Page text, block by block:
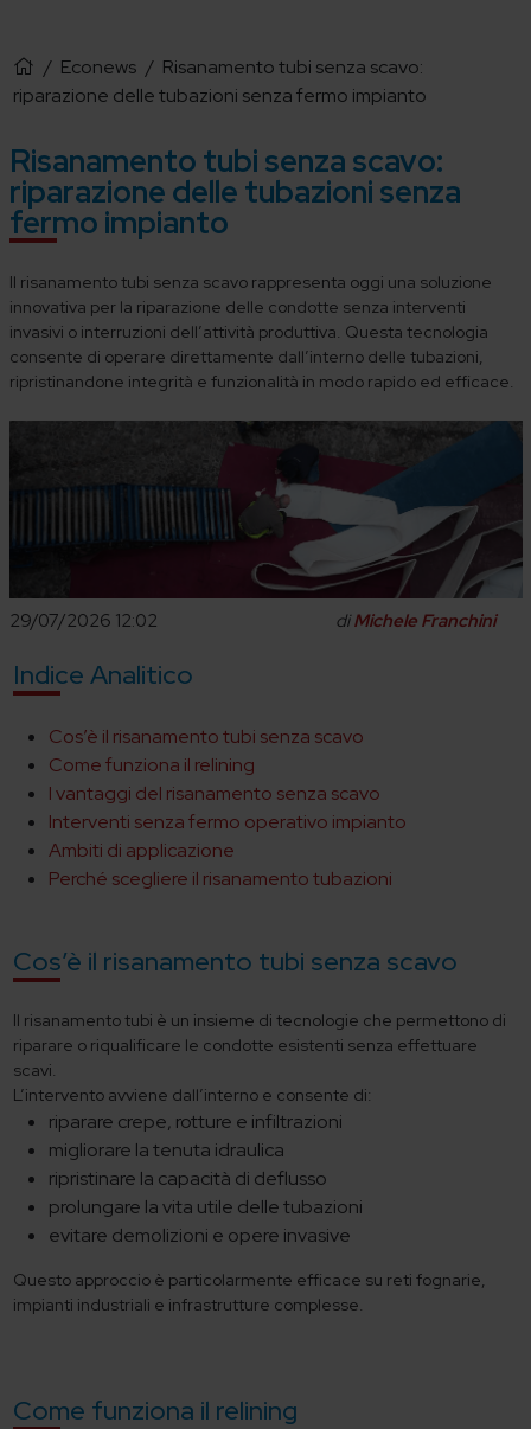
/ Econews / Risanamento tubi senza scavo:
riparazione delle tubazioni senza fermo impianto
Risanamento tubi senza scavo:
riparazione delle tubazioni senza
fermo impianto
Il risanamento tubi senza scavo rappresenta oggi una soluzione
innovativa per la riparazione delle condotte senza interventi
invasivi o interruzioni dell’attività produttiva. Questa tecnologia
consente di operare direttamente dall’interno delle tubazioni,
ripristinandone integrità e funzionalità in modo rapido ed efficace.
29/07/2026 12:02 diMichele Franchini
Indice Analitico
Cos’è il risanamento tubi senza scavo
Come funziona il relining
I vantaggi del risanamento senza scavo
Interventi senza fermo operativo impianto
Ambiti di applicazione
Perché scegliere il risanamento tubazioni
Cos’è il risanamento tubi senza scavo
Il risanamento tubi è un insieme di tecnologie che permettono di
riparare o riqualificare le condotte esistenti senza effettuare
scavi.
L’intervento avviene dall’interno e consente di:
riparare crepe, rotture e infiltrazioni
migliorare la tenuta idraulica
ripristinare la capacità di deflusso
prolungare la vita utile delle tubazioni
evitare demolizioni e opere invasive
Questo approccio è particolarmente efficace su reti fognarie,
impianti industriali e infrastrutture complesse.
Come funziona il relining